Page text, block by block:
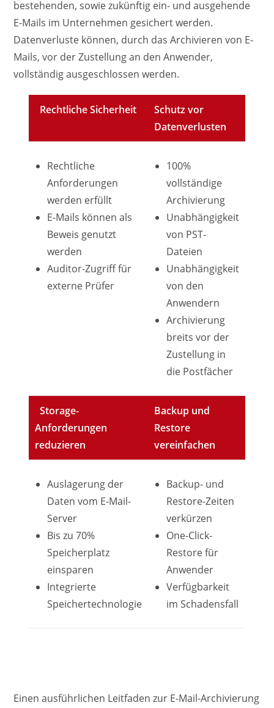
bestehenden, sowie zukünftig ein- und ausgehende
E-Mails im Unternehmen gesichert werden.
Datenverluste können, durch das Archivieren von E-
Mails, vor der Zustellung an den Anwender,
vollständig ausgeschlossen werden.
Rechtliche Sicherheit
Schutz vor
Datenverlusten
Rechtliche
Anforderungen
werden erfüllt
E-Mails können als
Beweis genutzt
werden
Auditor-Zugriff für
externe Prüfer
100%
vollständige
Archivierung
Unabhängigkeit
von PST-
Dateien
Unabhängigkeit
von den
Anwendern
Archivierung
breits vor der
Zustellung in
die Postfächer
Storage-
Anforderungen
reduzieren
Backup und
Restore
vereinfachen
Auslagerung der
Daten vom E-Mail-
Server
Bis zu 70%
Speicherplatz
einsparen
Integrierte
Speichertechnologie
Backup- und
Restore-Zeiten
verkürzen
One-Click-
Restore für
Anwender
Verfügbarkeit
im Schadensfall
Einen ausführlichen Leitfaden zur E-Mail-Archivierung